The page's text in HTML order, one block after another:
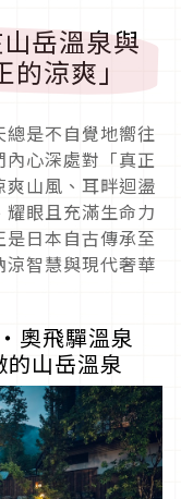
岳溫泉與
涼爽」
是不自覺地嚮往
心深處對「真正
山風、耳畔迴盪
眼且充滿生命力
日本自古傳承至
智慧與現代奢華
奧飛驒溫泉
山岳溫泉